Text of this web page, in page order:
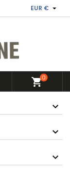
EUR € 
shopping_cart0